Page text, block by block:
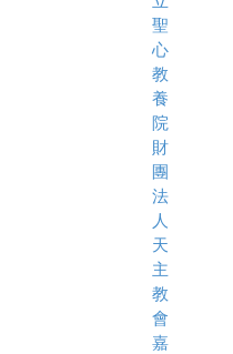
聖
心
教
養
院
財
團
法
人
天
主
教
會
嘉